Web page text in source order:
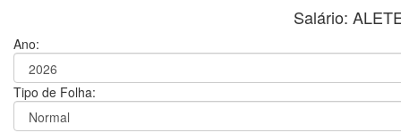
Salário:
Ano:
Tipo de Folha: